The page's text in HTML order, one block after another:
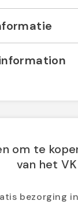
om te
van het VK
bezorging